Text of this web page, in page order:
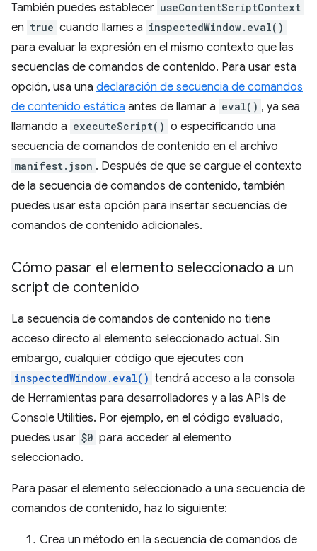
También puedes establecer useContentScriptContext
en true cuando llames a inspectedWindow.eval()
para evaluar la expresión en el mismo contexto que las
secuencias de comandos de contenido. Para usar esta
opción, usa una declaración de secuencia de comandos
de contenido estática antes de llamar a eval() , ya sea
llamando a executeScript() o especificando una
secuencia de comandos de contenido en el archivo
manifest.json . Después de que se cargue el contexto
de la secuencia de comandos de contenido, también
puedes usar esta opción para insertar secuencias de
comandos de contenido adicionales.
Cómo pasar el elemento seleccionado a un
script de contenido
La secuencia de comandos de contenido no tiene
acceso directo al elemento seleccionado actual. Sin
embargo, cualquier código que ejecutes con
inspectedWindow.eval() tendrá acceso a la consola
de Herramientas para desarrolladores y a las APIs de
Console Utilities. Por ejemplo, en el código evaluado,
puedes usar $0 para acceder al elemento
seleccionado.
Para pasar el elemento seleccionado a una secuencia de
comandos de contenido, haz lo siguiente:
Crea un método en la secuencia de comandos de